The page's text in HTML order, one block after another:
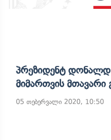
Პრეზიდენტ Დონალდ
Მიმართვის Მთავარი
05 თებერვალი 2020, 10:50